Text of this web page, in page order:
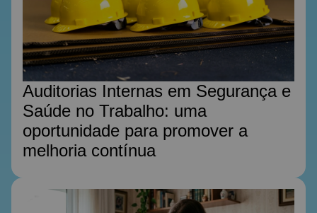
Auditorias Internas em Segurança e
Saúde no Trabalho: uma
oportunidade para promover a
melhoria contínua